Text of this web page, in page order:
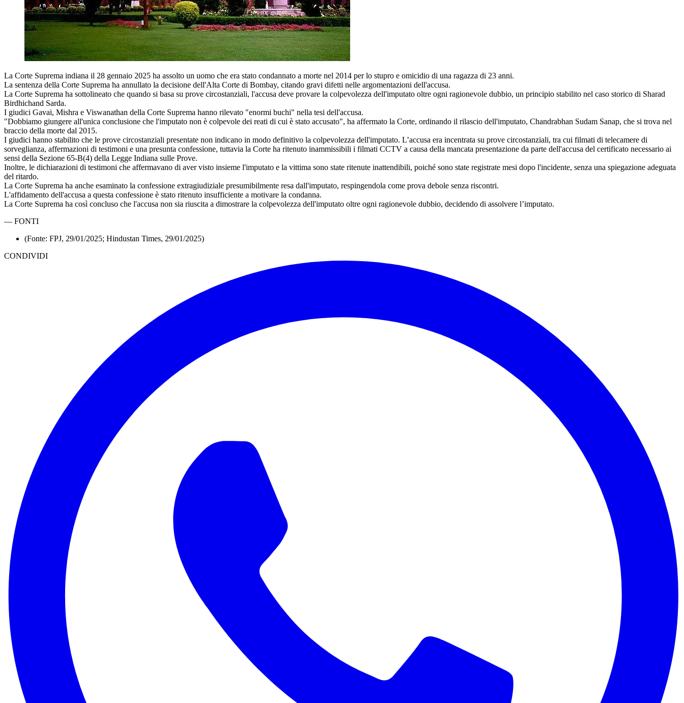
La Corte Suprema indiana il 28 gennaio 2025 ha assolto un uomo che era stato condannato a morte nel 2014 per lo stupro e omicidio di una ragazza di 23 anni.
La sentenza della Corte Suprema ha annullato la decisione dell'Alta Corte di Bombay, citando gravi difetti nelle argomentazioni dell'accusa.
La Corte Suprema ha sottolineato che quando si basa su prove circostanziali, l'accusa deve provare la colpevolezza dell'imputato oltre ogni ragionevole dubbio, un principio stabilito nel caso storico di Sharad
Birdhichand Sarda.
I giudici Gavai, Mishra e Viswanathan della Corte Suprema hanno rilevato "enormi buchi" nella tesi dell'accusa.
"Dobbiamo giungere all'unica conclusione che l'imputato non è colpevole dei reati di cui è stato accusato", ha affermato la Corte, ordinando il rilascio dell'imputato, Chandrabhan Sudam Sanap, che si trova nel
braccio della morte dal 2015.
I giudici hanno stabilito che le prove circostanziali presentate non indicano in modo definitivo la colpevolezza dell'imputato. L’accusa era incentrata su prove circostanziali, tra cui filmati di telecamere di
sorveglianza, affermazioni di testimoni e una presunta confessione, tuttavia la Corte ha ritenuto inammissibili i filmati CCTV a causa della mancata presentazione da parte dell'accusa del certificato necessario ai
sensi della Sezione 65-B(4) della Legge Indiana sulle Prove.
Inoltre, le dichiarazioni di testimoni che affermavano di aver visto insieme l'imputato e la vittima sono state ritenute inattendibili, poiché sono state registrate mesi dopo l'incidente, senza una spiegazione adeguata
del ritardo.
La Corte Suprema ha anche esaminato la confessione extragiudiziale presumibilmente resa dall'imputato, respingendola come prova debole senza riscontri.
L'affidamento dell'accusa a questa confessione è stato ritenuto insufficiente a motivare la condanna.
La Corte Suprema ha così concluso che l'accusa non sia riuscita a dimostrare la colpevolezza dell'imputato oltre ogni ragionevole dubbio, decidendo di assolvere l’imputato.
— FONTI
(Fonte: FPJ, 29/01/2025; Hindustan Times, 29/01/2025)
CONDIVIDI